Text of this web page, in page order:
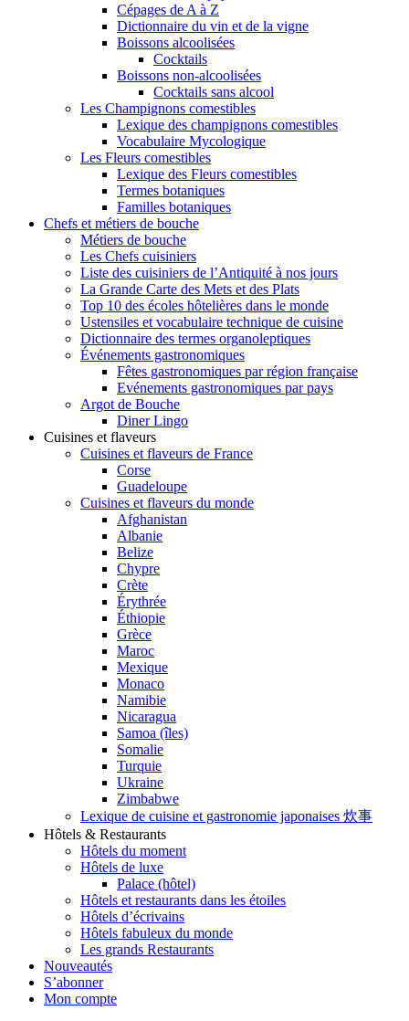
Cépages de A à Z
Dictionnaire du vin et de la vigne
Boissons alcoolisées
Cocktails
Boissons non-alcoolisées
Cocktails sans alcool
Les Champignons comestibles
Lexique des champignons comestibles
Vocabulaire Mycologique
Les Fleurs comestibles
Lexique des Fleurs comestibles
Termes botaniques
Familles botaniques
Chefs et métiers de bouche
Métiers de bouche
Les Chefs cuisiniers
Liste des cuisiniers de l’Antiquité à nos jours
La Grande Carte des Mets et des Plats
Top 10 des écoles hôtelières dans le monde
Ustensiles et vocabulaire technique de cuisine
Dictionnaire des termes organoleptiques
Événements gastronomiques
Fêtes gastronomiques par région française
Evénements gastronomiques par pays
Argot de Bouche
Diner Lingo
Cuisines et flaveurs
Cuisines et flaveurs de France
Corse
Guadeloupe
Cuisines et flaveurs du monde
Afghanistan
Albanie
Belize
Chypre
Crète
Érythrée
Éthiopie
Grèce
Maroc
Mexique
Monaco
Namibie
Nicaragua
Samoa (îles)
Somalie
Turquie
Ukraine
Zimbabwe
Lexique de cuisine et gastronomie japonaises 炊事
Hôtels & Restaurants
Hôtels du moment
Hôtels de luxe
Palace (hôtel)
Hôtels et restaurants dans les étoiles
Hôtels d’écrivains
Hôtels fabuleux du monde
Les grands Restaurants
Nouveautés
S’abonner
Mon compte